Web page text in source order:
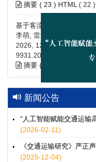
摘要 ( 23 ) HTML ( 22 )
基于客流OD时空数据分区
李萌, 雷浩
2026, 12(3): 97-108.
9931.2026.03.008
摘要 (
高速公路充电设施技术规
策略
2026, 12(3): 109-124.
9931.2026.03.009
摘要 (
HTML
水运港-船多能源融合技
新闻公告
“人工智能赋能交通运输
(2026-02-11)
《交通运输研究》严正
(2025-12-04)